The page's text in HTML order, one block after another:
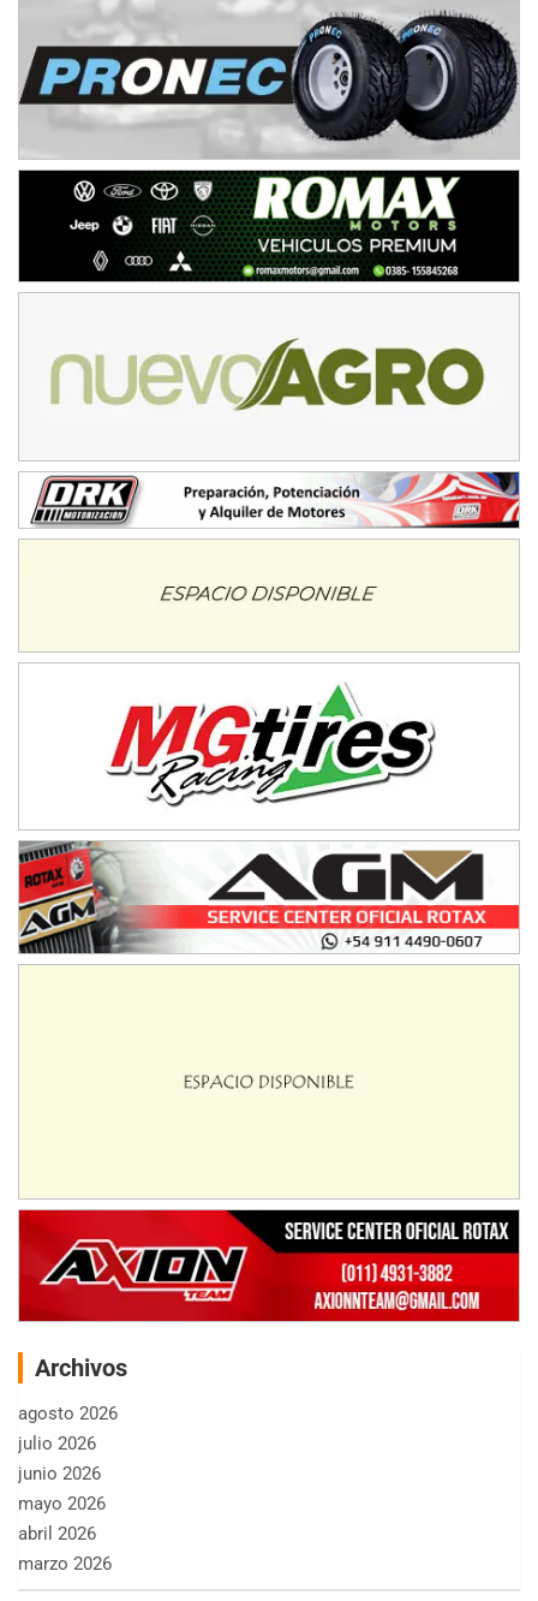
Archivos
agosto 2026
julio 2026
junio 2026
mayo 2026
abril 2026
marzo 2026